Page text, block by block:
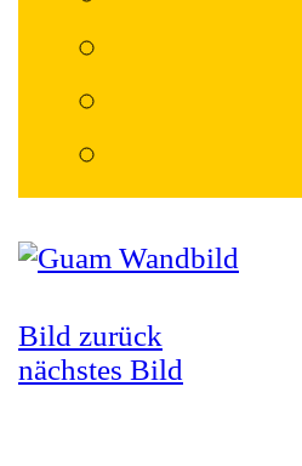
Bild zurück
nächstes Bild